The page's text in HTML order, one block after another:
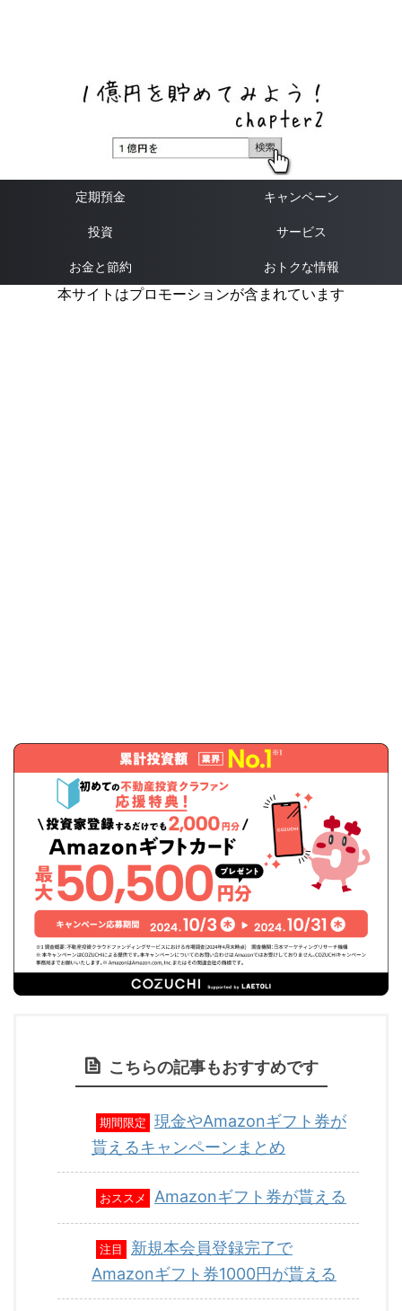
定期預金 キャンペーン
投資 サービス
お金と節約 おトクな情報
本サイトはプロモーションが含まれています
こちらの記事もおすすめです
期間限定
現金やAmazonギフト券が
貰えるキャンペーンまとめ
おススメ Amazonギフト券が貰える
注目
新規本会員登録完了で
Amazonギフト券1000円が貰える